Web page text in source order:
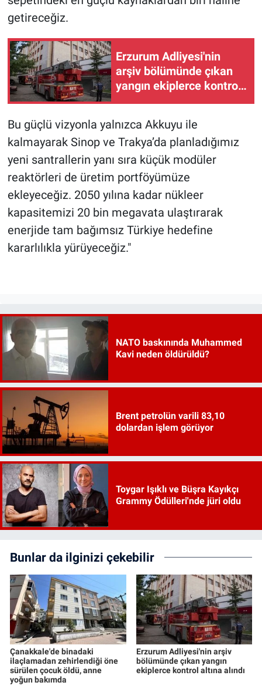
getireceğiz.
Erzurum Adliyesi'nin
arşiv bölümünde çıkan
yangın ekiplerce kontrol
altına alındı
Bu güçlü vizyonla yalnızca Akkuyu ile
kalmayarak Sinop ve Trakya’da planladığımız
yeni santrallerin yanı sıra küçük modüler
reaktörleri de üretim portföyümüze
ekleyeceğiz. 2050 yılına kadar nükleer
kapasitemizi 20 bin megavata ulaştırarak
enerjide tam bağımsız Türkiye hedefine
kararlılıkla yürüyeceğiz."
NATO baskınında Muhammed
Kavi neden öldürüldü?
Brent petrolün varili 83,10
dolardan işlem görüyor
Toygar Işıklı ve Büşra Kayıkçı
Grammy Ödülleri'nde jüri oldu
Bunlar da ilginizi çekebilir
Çanakkale'de binadaki
ilaçlamadan zehirlendiği öne
sürülen çocuk öldü, anne
yoğun bakımda
Erzurum Adliyesi'nin arşiv
bölümünde çıkan yangın
ekiplerce kontrol altına alındı